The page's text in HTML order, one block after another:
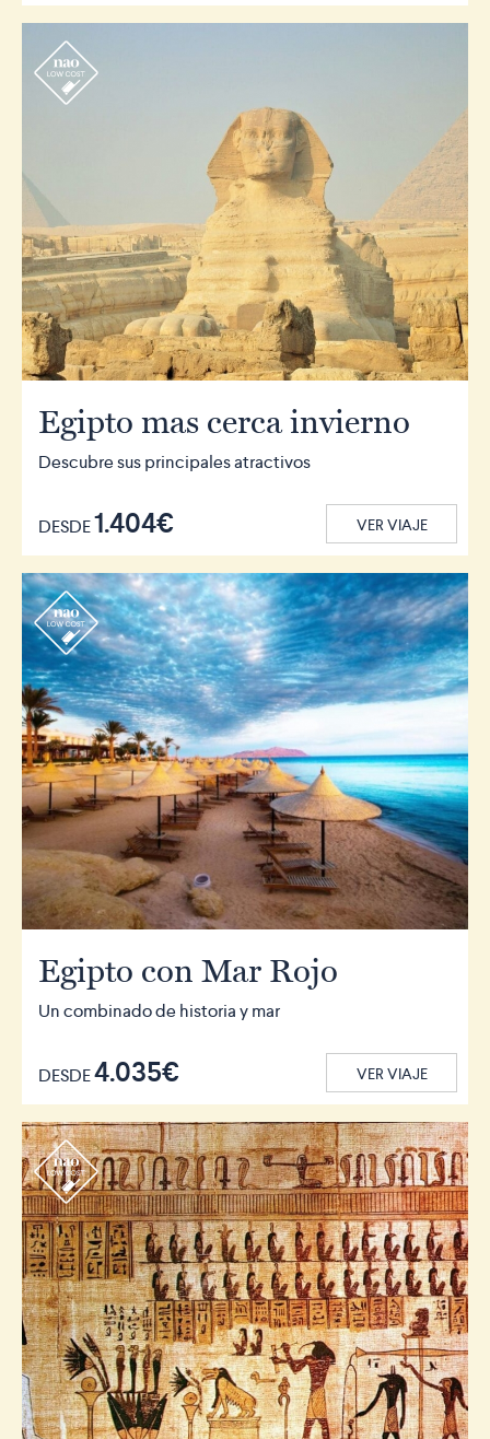
r
Egipto mas cerca invierno
Descubre sus principales atractivos
DESDE1.404€ VER VIAJE
r
Egipto con Mar Rojo
Un combinado de historia y mar
DESDE4.035€ VER VIAJE
r